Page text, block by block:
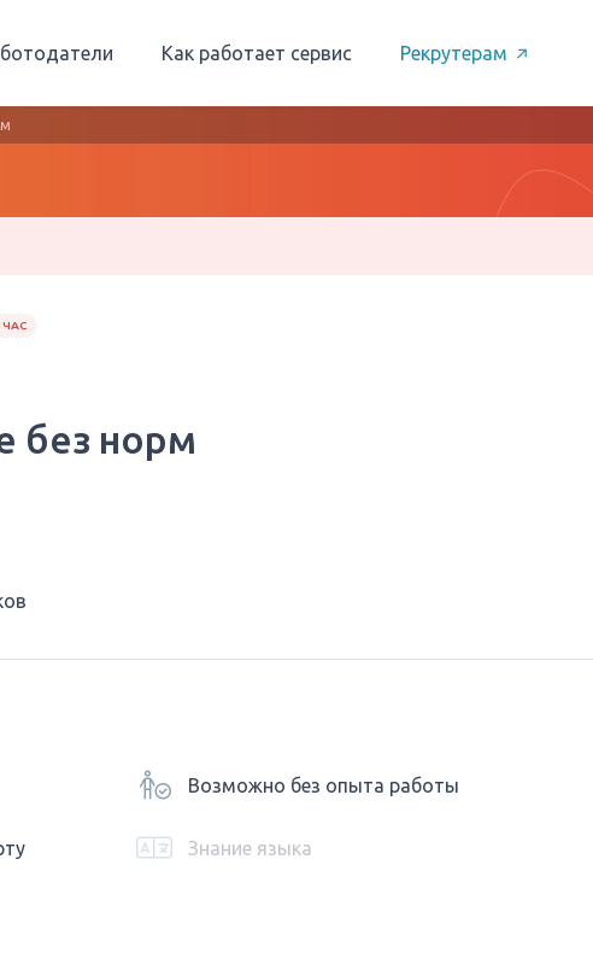
Как работает сервис Рекрутерам
без норм
Возможно без опыта работы
Знание языка